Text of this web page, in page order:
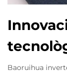
Baoruihua